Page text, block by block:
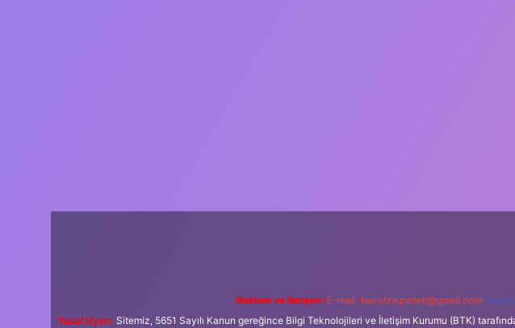
Reklam ve İletişim: E-mail: backlinkpaneli@gmail.com Teams:
Yasal Uyarı: Sitemiz, 5651 Sayılı Kanun gereğince Bilgi Teknolojileri ve İletişim Kurumu (BTK)